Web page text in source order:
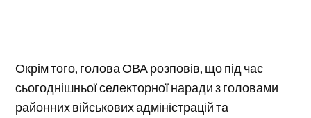
Окрім того, голова ОВА розповів, що під час
сьогоднішньої селекторної наради з головами
районних військових адміністрацій та